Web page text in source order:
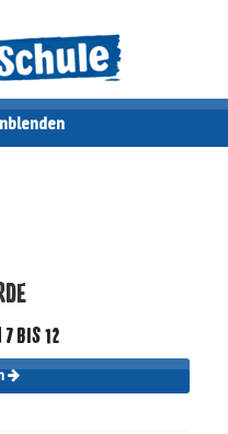
7 BIS 12